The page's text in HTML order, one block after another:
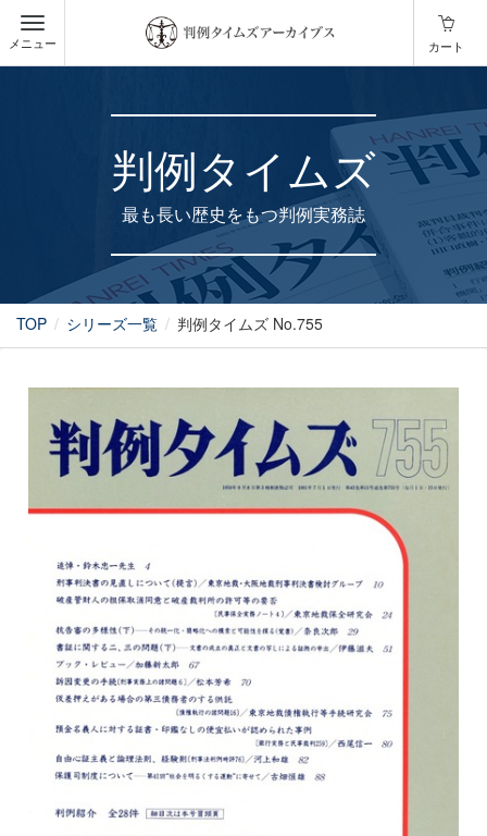
メニュー カート
判例タイムズ
最も長い歴史をもつ判例実務誌
TOP シリーズ一覧 判例タイムズ No.755